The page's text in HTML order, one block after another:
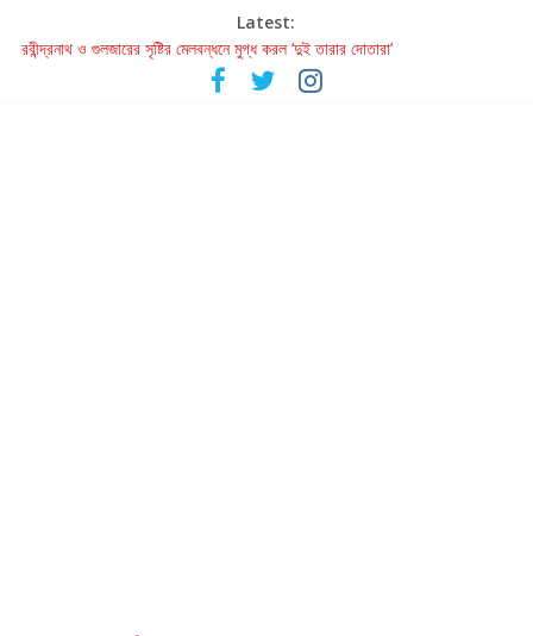
Latest:
রবীন্দ্রনাথ ও গুলজারের সৃষ্টির মেলবন্ধনে মুগ্ধ করল ‘দুই তারার দোতারা’
কলের গান থেকে রীলস্ — বাঙালির গান শোনার বিবর্তনের গল্প
জগন্নাথমঙ্গলম্ — বাংলায় প্রথমবার মঞ্চে এবার রথযাত্রার উদযাপন